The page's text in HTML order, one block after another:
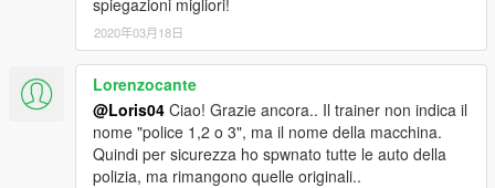
2020年03月18日
Lorenzocante
@Loris04 Ciao! Grazie ancora.. Il trainer non indica il
nome "police 1,2 o 3", ma il nome della macchina.
Quindi per sicurezza ho spwnato tutte le auto della
polizia, ma rimangono quelle originali..